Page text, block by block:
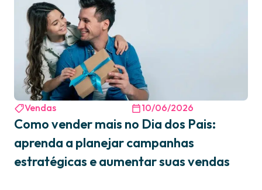
Vendas 10/06/2026
Como vender mais no Dia dos Pais:
aprenda a planejar campanhas
estratégicas e aumentar suas vendas